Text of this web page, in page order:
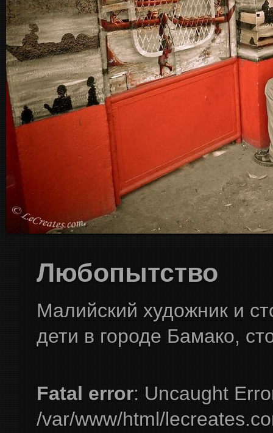
Любопытство
Малийский художник и
дети в городе Бамако,
Fatal error: Uncaught
/var/www/html/